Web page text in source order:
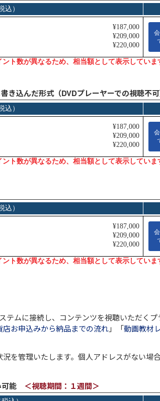
き込んだ形式（DVDプレーヤーでの視聴不可
テムに接続し、コンテンツを視聴いただく
店お申込みから納品までの流れ」「動画教材
を管理いたします。個人アドレスがない場
能 ＜視聴期間：１週間＞
コラム「パワークエリでできること
～Excelの面倒な繰り返し作業を自
動化して時短する」のご紹介